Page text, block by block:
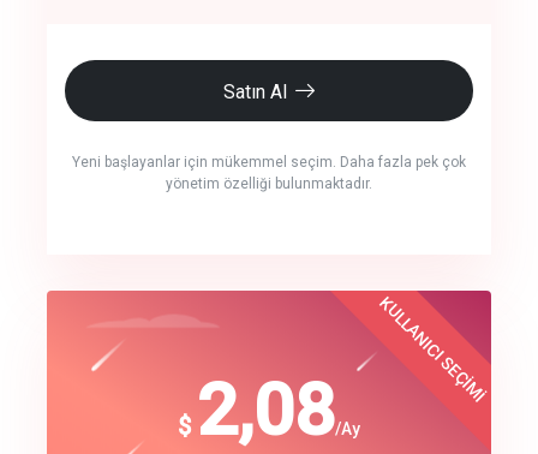
Satın Al
Yeni başlayanlar için mükemmel seçim. Daha fazla pek çok
yönetim özelliği bulunmaktadır.
crm auto cync
track energy costs
$ 2,08/Ay
KULLANICI SEÇİMİ
$
180
Best Choice